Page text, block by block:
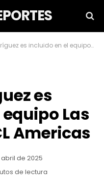
incluido en el equipo Las Tunas a la BCL Americas
es
Las
Americas
de 2025
de lectura